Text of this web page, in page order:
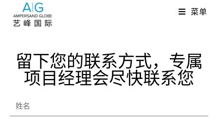
菜单
留下您的联系方式，专属
项目经理会尽快联系您